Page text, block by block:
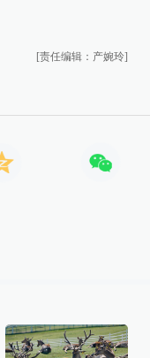
[责任编辑：产婉玲]